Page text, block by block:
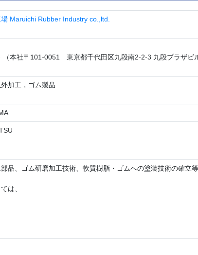
Maruichi Rubber Industry co.,ltd.
（本社〒101-0051 東京都千代田区九段南2-2-3 九段プラザビ
加工，ゴム製品
品、ゴム研磨加工技術、軟質樹脂・ゴムへの塗装技術の確立
は、